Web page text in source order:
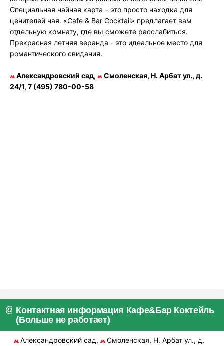
Специальная чайная карта – это просто находка для
ценителей чая. «Cafe & Bar Cocktail» предлагает вам
отдельную комнату, где вы сможете расслабиться.
Прекрасная летняя веранда - это идеальное место для
романтического свидания.
Александровский сад,
Смоленская, Н. Арбат ул., д.
24/1, 7 (495) 780-00-58
Контактная информация Кафе&Бар Коктейль
(Больше не работает)
Александровский сад,
Смоленская, Н. Арбат ул., д.